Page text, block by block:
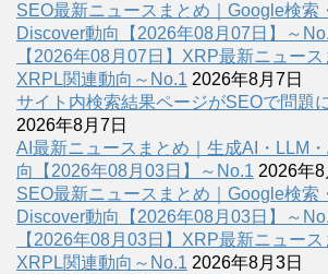
SEO最新ニュースまとめ｜Google検索
Discover動向【2026年08月07日】～
【2026年08月07日】XRP最新ニュー
XRPL関連動向～No.1 2026年8月7日
サイト内検索結果ページがSEOで問題
2026年8月7日
AI最新ニュースまとめ｜生成AI・LLM
向【2026年08月03日】～No.1 2026年8
SEO最新ニュースまとめ｜Google検索
Discover動向【2026年08月03日】～
【2026年08月03日】XRP最新ニュー
XRPL関連動向～No.1 2026年8月3日